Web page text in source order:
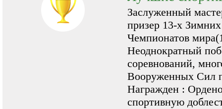
Заслуженный
призер 13-х
Чемпионатов
Неоднократный
соревнований,
Вооруженных Сил
Награжден :
спортивную